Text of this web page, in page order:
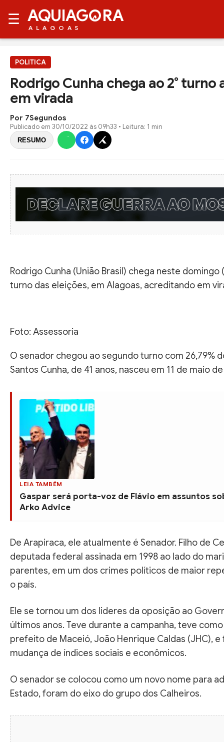
☰ AQUIAG RA
ALAGOAS
POLITICA
Rodrigo Cunha chega ao 2°
em virada
Por 7Segundos
Publicado em 30/10/2022 às 09h33 • Leitura: 1 min
RESUMO
Rodrigo Cunha (União Brasil) chega neste domingo
turno das eleições, em Alagoas, acreditando em
Foto: Assessoria
O senador chegou ao segundo turno com 26,79%
Santos Cunha, de 41 anos, nasceu em 11 de maio de
LEIA TAMBÉM
Gaspar será porta-voz de Flávio em assuntos
Arko Advice
De Arapiraca, ele atualmente é Senador. Filho de
deputada federal assinada em 1998 ao lado do
parentes, em um dos crimes políticos de maior
o país.
Ele se tornou um dos lideres da oposição ao
últimos anos. Teve durante a campanha, teve
prefeito de Maceió, João Henrique Caldas (JHC), e
mudança de índices sociais e econômicos.
O senador se colocou como um novo nome para
Estado, foram do eixo do grupo dos Calheiros.